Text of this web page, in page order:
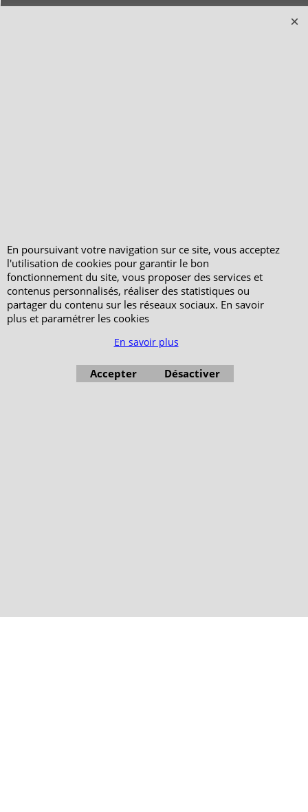
En poursuivant votre navigation sur ce site, vous acceptez
l'utilisation de cookies pour garantir le bon
fonctionnement du site, vous proposer des services et
contenus personnalisés, réaliser des statistiques ou
partager du contenu sur les réseaux sociaux. En savoir
plus et paramétrer les cookies
En savoir plus
Accepter Désactiver